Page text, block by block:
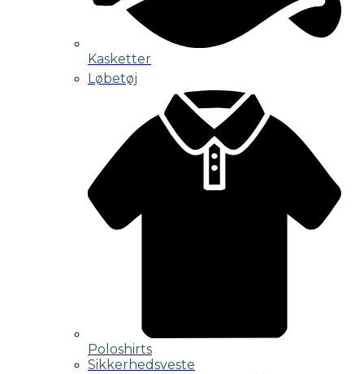
Kasketter
Løbetøj
Poloshirts
Sikkerhedsveste